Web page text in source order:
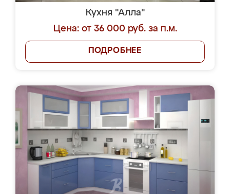
Кухня "Алла"
Цена: от 36 000 руб. за п.м.
ПОДРОБНЕЕ